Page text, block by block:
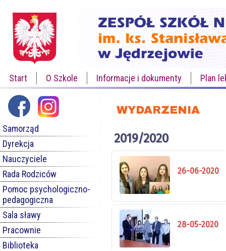
Start O Szkole Informacje i dokumenty Plan
Samorząd
Dyrekcja
Nauczyciele
Rada Rodziców
Pomoc psychologiczno-
pedagogiczna
Sala sławy
Pracownie
Biblioteka
WYDARZENIA
2019/2020
26-06-2020
28-05-2020